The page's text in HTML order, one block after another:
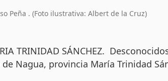
Peña . (Foto ilustrativa: Albert de la Cruz)
TRINIDAD SÁNCHEZ.
Nagua, provincia María Trinidad